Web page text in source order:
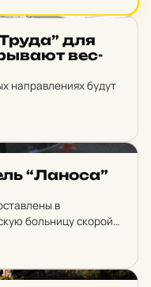
для
вес­
направлениях будут
“Ланоса”
в
больницу скорой
здоровья детей